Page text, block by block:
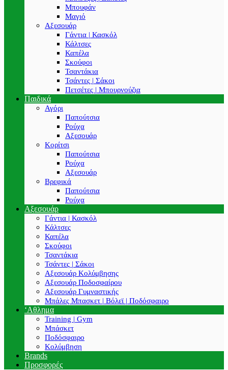
Μπουφάν
Μαγιό
Αξεσουάρ
Γάντια | Κασκόλ
Κάλτσες
Καπέλα
Σκούφοι
Τσαντάκια
Τσάντες | Σάκοι
Πετσέτες | Μπουρνούζια
Παιδικά
Αγόρι
Παπούτσια
Ρούχα
Αξεσουάρ
Κορίτσι
Παπούτσια
Ρούχα
Αξεσουάρ
Βρεφικά
Παπούτσια
Ρούχα
Αξεσουάρ
Γάντια | Κασκόλ
Κάλτσες
Καπέλα
Σκούφοι
Τσαντάκια
Τσάντες | Σάκοι
Αξεσουάρ Κολύμβησης
Αξεσουάρ Ποδοσφαίρου
Αξεσουάρ Γυμναστικής
Μπάλες Μπασκετ | Βόλεϊ | Ποδόσφαιρο
‘Αθλημα
Training | Gym
Μπάσκετ
Ποδόσφαιρο
Κολύμβηση
Brands
Προσφορές